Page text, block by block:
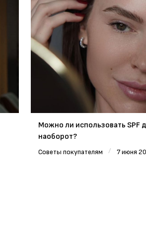
Можно ли использовать SPF
наоборот?
Советы покупателям / 7 июня